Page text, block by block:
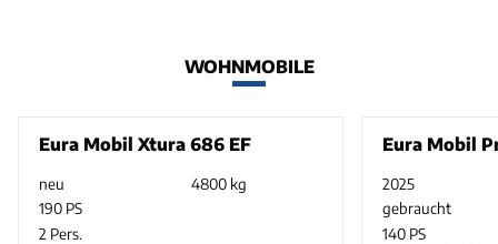
WOHNMOBILE
Eura Mobil Xtura 686 EF
neu
4800 kg
190 PS
2 Pers.
Eura Mobil
2025
gebraucht
140 PS